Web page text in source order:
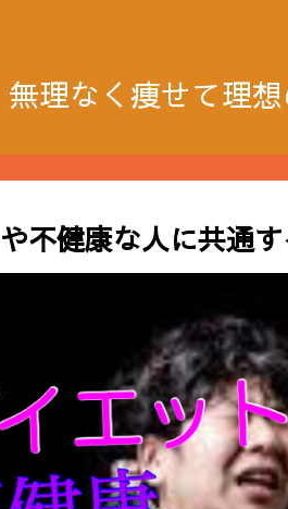
無理なく痩せて理
不健康な人に共通